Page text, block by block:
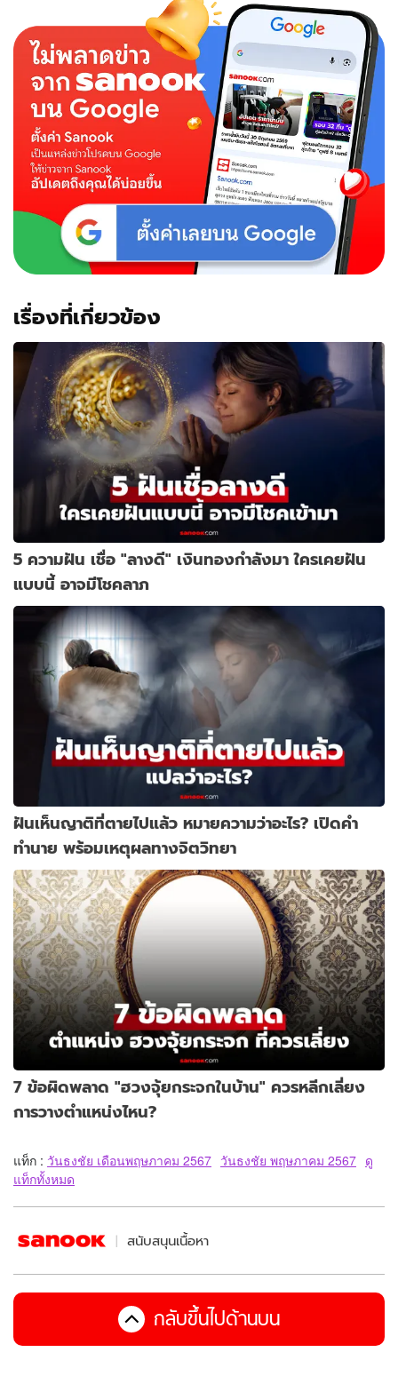
เรื่องที่เกี่ยวข้อง
5 ความฝัน เชื่อ "ลางดี" เงินทองกำลังมา ใครเคยฝัน
แบบนี้ อาจมีโชคลาภ
ฝันเห็นญาติที่ตายไปแล้ว หมายความว่าอะไร? เปิดคำ
ทำนาย พร้อมเหตุผลทางจิตวิทยา
7 ข้อผิดพลาด "ฮวงจุ้ยกระจกในบ้าน" ควรหลีกเลี่ยง
การวางตำแหน่งไหน?
แท็ก : วันธงชัย เดือนพฤษภาคม 2567 วันธงชัย พฤษภาคม 2567 ดู
แท็กทั้งหมด
สนับสนุนเนื้อหา
กลับขึ้นไปด้านบน